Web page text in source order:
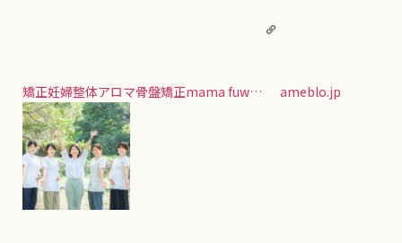
矯正妊婦整体アロマ骨盤矯正mama fuw… ameblo.jp